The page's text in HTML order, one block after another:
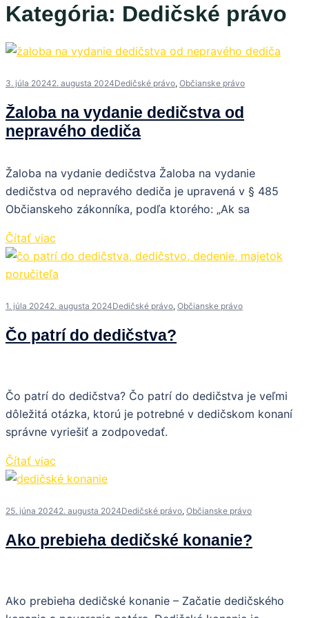
Kategória: Dedičské právo
3. júla 20242. augusta 2024Dedičské právo, Občianske právo
Žaloba na vydanie dedičstva od
nepravého dediča
Žaloba na vydanie dedičstva Žaloba na vydanie
dedičstva od nepravého dediča je upravená v § 485
Občianskeho zákonníka, podľa ktorého: „Ak sa
Čítať viac
1. júla 20242. augusta 2024Dedičské právo, Občianske právo
Čo patrí do dedičstva?
Čo patrí do dedičstva? Čo patrí do dedičstva je veľmi
dôležitá otázka, ktorú je potrebné v dedičskom konaní
správne vyriešiť a zodpovedať.
Čítať viac
25. júna 20242. augusta 2024Dedičské právo, Občianske právo
Ako prebieha dedičské konanie?
Ako prebieha dedičské konanie – Začatie dedičského